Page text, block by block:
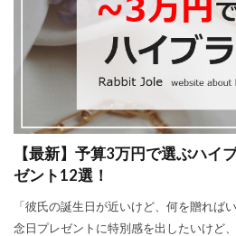
【最新】予算3万円で選ぶハイ
ゼント12選！
「彼氏の誕生日が近いけど、何を贈れば
念日プレゼントに特別感を出したいけど